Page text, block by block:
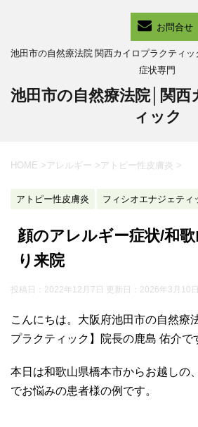
お問合せ
池田市の自然療法院 関西カイロプラクティ
症状専門
池田市の自然療法院│関
ィック
HOME > アレルギー > アトピー性皮膚炎 >
アトピー性皮膚炎 フィシオエナジェティ
顔のアレルギー症状/和歌
り来院
投稿日：2022年12月7日 更新日： 2026年3月10日
こんにちは。大阪府池田市の自然療
プラクティック】院長の鹿島 佑介で
本日は和歌山県橋本市からお越しの、
でお悩みの患者様の例です。